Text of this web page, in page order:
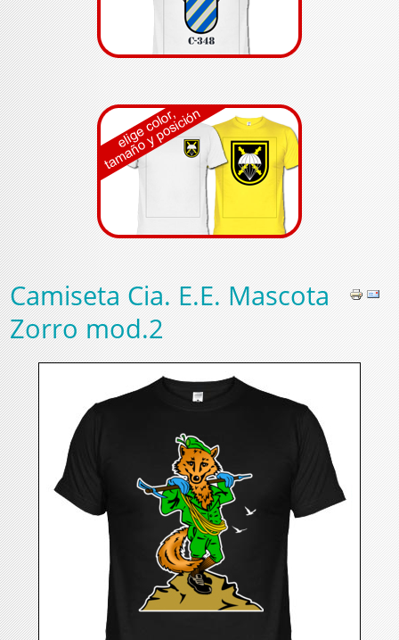
Camiseta Cia. E.E. Mascota
Zorro mod.2